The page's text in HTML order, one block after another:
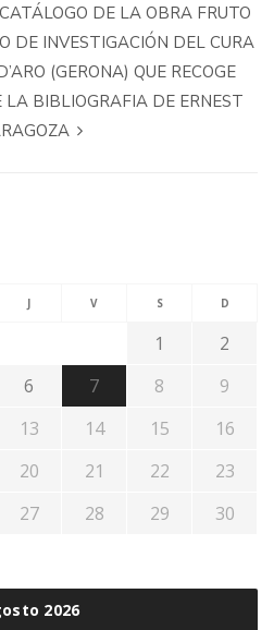
DE LA OBRA FRUTO
DE INVESTIGACIÓN DEL CURA
(GERONA) QUE RECOGE
LA BIBLIOGRAFIA DE ERNEST
2026
J V S D
1
2
6 7 8
9
13 14 15
16
20 21 22
23
27 28 29
30